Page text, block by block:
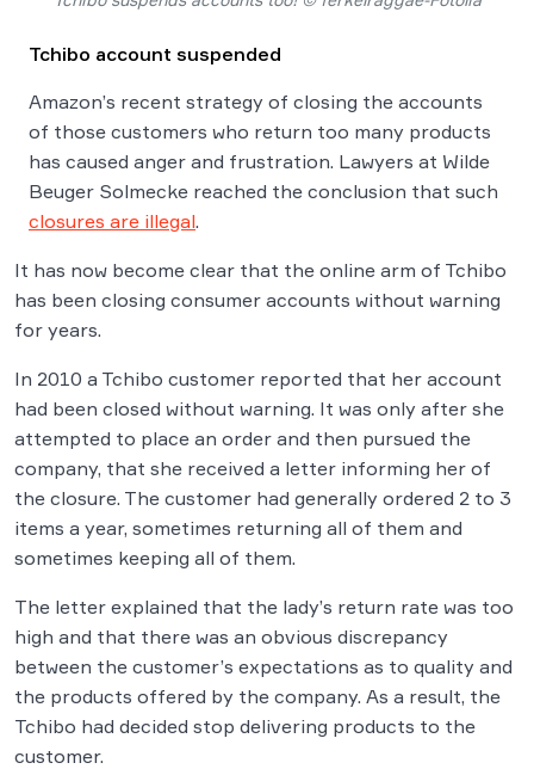
Tchibo account suspended
Amazon’s recent strategy of closing the accounts
of those customers who return too many products
has caused anger and frustration. Lawyers at Wilde
Beuger Solmecke reached the conclusion that such
closures are illegal.
It has now become clear that the online arm of Tchibo
has been closing consumer accounts without warning
for years.
In 2010 a Tchibo customer reported that her account
had been closed without warning. It was only after she
attempted to place an order and then pursued the
company, that she received a letter informing her of
the closure. The customer had generally ordered 2 to 3
items a year, sometimes returning all of them and
sometimes keeping all of them.
The letter explained that the lady’s return rate was too
high and that there was an obvious discrepancy
between the customer’s expectations as to quality and
the products offered by the company. As a result, the
Tchibo had decided stop delivering products to the
customer.